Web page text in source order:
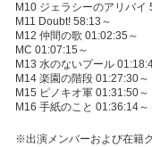
M10 ジェラシーのアリバイ
M11 Doubt! 58:13～
M12 仲間の歌 01:02:35～
MC 01:07:15～
M13 水のないプール
M14 楽園の階段 01:27:30～
M15 ピノキオ軍 01:31:50～
M16 手紙のこと 01:36:14～
※出演メンバーおよび在籍